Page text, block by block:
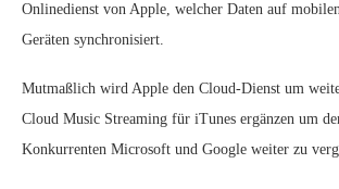
Onlinedienst von Apple, welcher Daten auf
Geräten synchronisiert.
Mutmaßlich wird Apple den Cloud-Dienst um
Cloud Music Streaming für iTunes ergänzen um
Konkurrenten Microsoft und Google weiter zu